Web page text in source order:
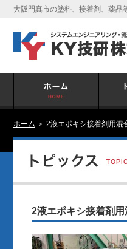
大阪門真市の塗料、接着剤、薬品
ホーム ＞ 2液エポキシ接着剤用混
2液エポキシ接着剤